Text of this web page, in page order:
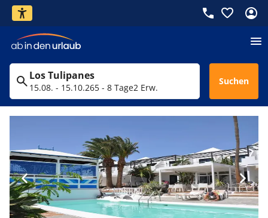
Los Tulipanes
15.08. - 15.10.265 - 8 Tage2 Erw.
Suchen